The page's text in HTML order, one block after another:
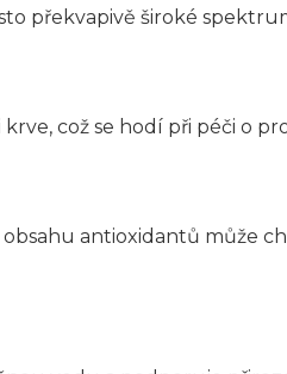
překvapivě široké
což se hodí při péči o
antioxidantů může